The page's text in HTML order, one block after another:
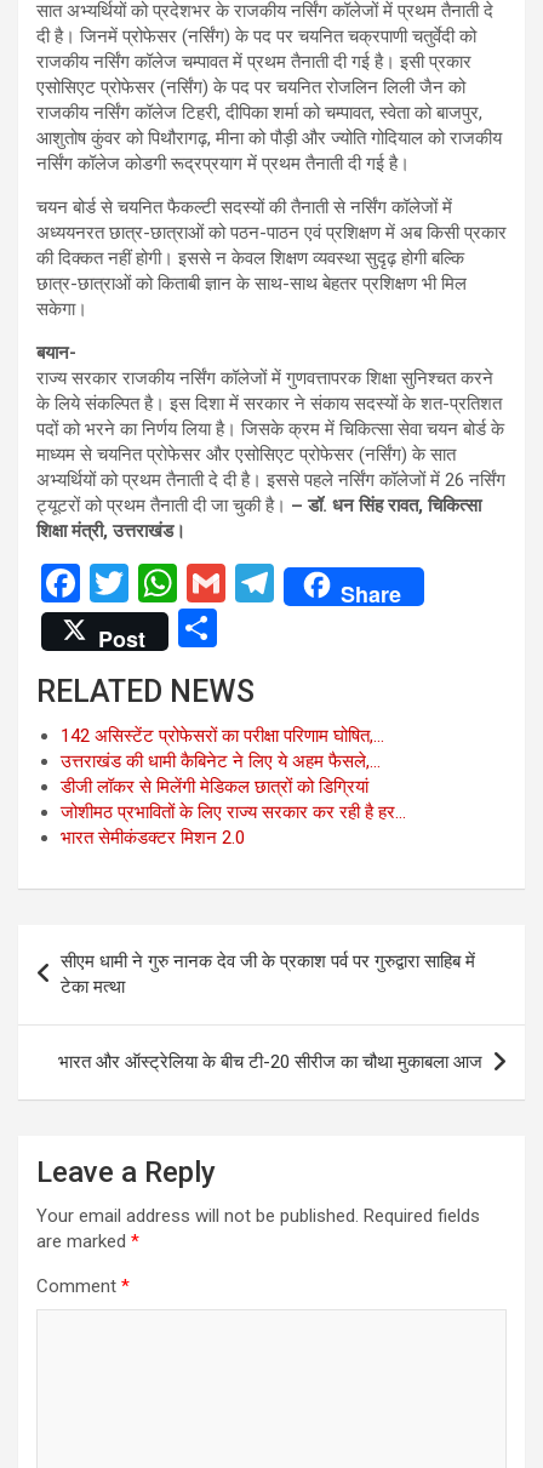
सात अभ्यर्थियों को प्रदेशभर के राजकीय नर्सिंग कॉलेजों में प्रथम तैनाती दे
दी है। जिनमें प्रोफेसर (नर्सिंग) के पद पर चयनित चक्रपाणी चतुर्वेदी को
राजकीय नर्सिंग कॉलेज चम्पावत में प्रथम तैनाती दी गई है। इसी प्रकार
एसोसिएट प्रोफेसर (नर्सिंग) के पद पर चयनित रोजलिन लिली जैन को
राजकीय नर्सिंग कॉलेज टिहरी, दीपिका शर्मा को चम्पावत, स्वेता को बाजपुर,
आशुतोष कुंवर को पिथौरागढ़, मीना को पौड़ी और ज्योति गोदियाल को राजकीय
नर्सिंग कॉलेज कोडगी रूद्रप्रयाग में प्रथम तैनाती दी गई है।
चयन बोर्ड से चयनित फैकल्टी सदस्यों की तैनाती से नर्सिंग कॉलेजों में
अध्ययनरत छात्र-छात्राओं को पठन-पाठन एवं प्रशिक्षण में अब किसी प्रकार
की दिक्कत नहीं होगी। इससे न केवल शिक्षण व्यवस्था सुदृढ़ होगी बल्कि
छात्र-छात्राओं को किताबी ज्ञान के साथ-साथ बेहतर प्रशिक्षण भी मिल
सकेगा।
बयान-
राज्य सरकार राजकीय नर्सिंग कॉलेजों में गुणवत्तापरक शिक्षा सुनिश्चत करने
के लिये संकल्पित है। इस दिशा में सरकार ने संकाय सदस्यों के शत-प्रतिशत
पदों को भरने का निर्णय लिया है। जिसके क्रम में चिकित्सा सेवा चयन बोर्ड के
माध्यम से चयनित प्रोफेसर और एसोसिएट प्रोफेसर (नर्सिंग) के सात
अभ्यर्थियों को प्रथम तैनाती दे दी है। इससे पहले नर्सिंग कॉलेजों में 26 नर्सिंग
ट्यूटरों को प्रथम तैनाती दी जा चुकी है। – डॉ. धन सिंह रावत, चिकित्सा
शिक्षा मंत्री, उत्तराखंड।
F
a
ce
b
o
o
k
T
wi
tt
er
W
h
at
s
A
p
p
G
T
a
m
Share
Post
h
ar
e
RELATED NEWS
142 असिस्टेंट प्रोफेसरों का परीक्षा परिणाम घोषित,…
उत्तराखंड की धामी कैबिनेट ने लिए ये अहम फैसले,…
डीजी लॉकर से मिलेंगी मेडिकल छात्रों को डिग्रियां
जोशीमठ प्रभावितों के लिए राज्य सरकार कर रही है हर…
भारत सेमीकंडक्टर मिशन 2.0
Post
navigation
सीएम धामी ने गुरु नानक देव जी के प्रकाश पर्व पर गुरुद्वारा साहिब में
टेका मत्था
भारत और ऑस्ट्रेलिया के बीच टी-20 सीरीज का चौथा मुकाबला आज
Leave a Reply
Your email address will not be published. Required fields
are marked *
Comment *